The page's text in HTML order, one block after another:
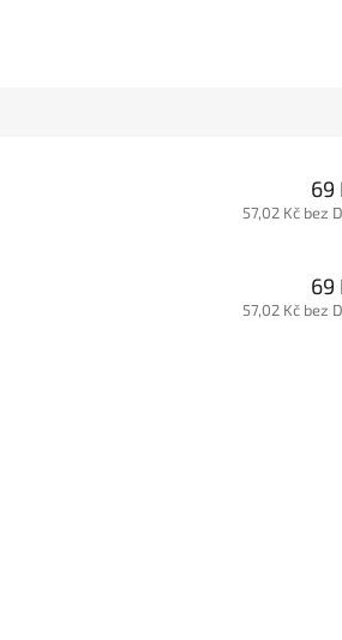
69
57,02 Kč bez
69
57,02 Kč bez